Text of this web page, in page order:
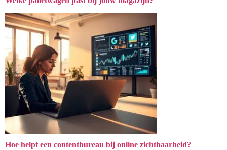
Hoe helpt een contentbureau bij online zichtbaarheid?